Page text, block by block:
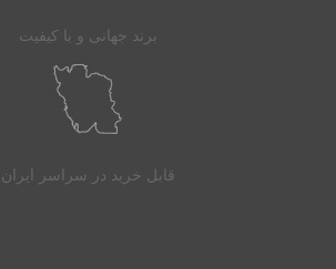
برند جهانی و با کیفیت
قابل خرید در سراسر ایران